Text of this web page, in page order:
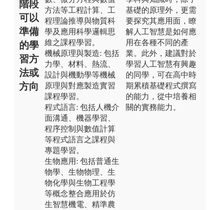
階段
可以
準備
的學
習方
法或
方向
方法等工程計算、工
程理論推導與物質科
學及應用科學邏輯思
維之課程學習。
機械原理與製造: 包括
力學、材料、熱流、
設計與機動學等機械
原理與對應製造實習
課程學習。
程式語言: 包括人機介
面溝通、機器學習、
程序控制與數值計算
等程式語言之課程與
專題學習。
生物應用: 包括普通生
物學、生物物理、生
物化學與生物工程學
等概念整合應用於仿
生智慧機電、精準農
基礎的原理外，更需
要探究其應用面，瞭
解人工智慧是如何應
用在各種不同的產
業。此外，建議對於
學習人工智慧有興趣
的同學，可在高中時
期累積基礎程式撰寫
的能力，從中培養相
關的實務能力。